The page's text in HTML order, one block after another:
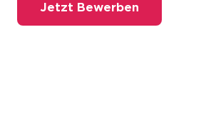
Jetzt Bewerben